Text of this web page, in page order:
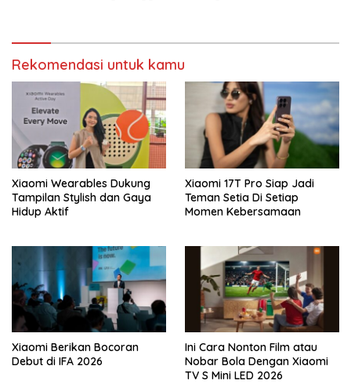
Rekomendasi untuk kamu
Xiaomi Wearables Dukung
Tampilan Stylish dan Gaya
Hidup Aktif
Xiaomi 17T Pro Siap Jadi
Teman Setia Di Setiap
Momen Kebersamaan
Xiaomi Berikan Bocoran
Debut di IFA 2026
Ini Cara Nonton Film atau
Nobar Bola Dengan Xiaomi
TV S Mini LED 2026